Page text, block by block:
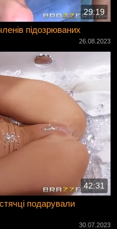
29:19
підозрюваних
26.08.2023
42:31
подарували
30.07.2023